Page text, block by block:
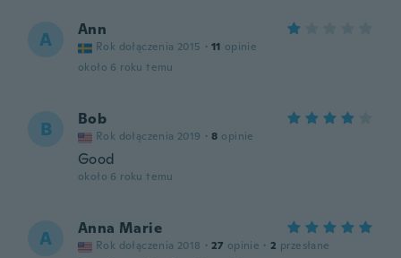
A Ann
Rok dołączenia 2015 · 11 opinie
około 6 roku temu
B Bob
Rok dołączenia 2019 · 8 opinie
Good
około 6 roku temu
A Anna Marie
Rok dołączenia 2018 · 27 opinie · 2 przesłane